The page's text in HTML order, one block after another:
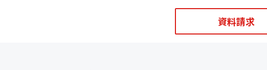
資料請求